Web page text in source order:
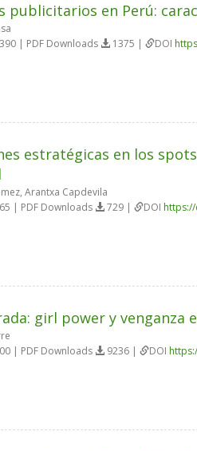
publicitarios en Perú:
| PDF Downloads 1375 | DOI
estratégicas en los
Arantxa Capdevila
| PDF Downloads 729 | DOI
girl power y venganza
| PDF Downloads 9236 | DOI